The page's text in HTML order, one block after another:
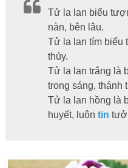
Tử la lan biểu
nàn, bên lâu.
Tử la lan tím biểu
thủy.
Tử la lan trắng là
trong sáng, thánh
Tử la lan hồng là
huyết, luôn tin